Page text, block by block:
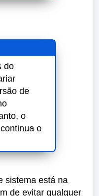
do
de
o
o
sistema está na
de evitar qualquer